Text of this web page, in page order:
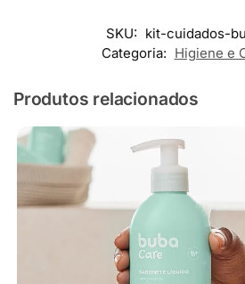
SKU: kit-cuidados-
Categoria: Higiene e
Produtos relacionados